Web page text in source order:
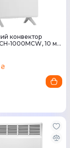
конвектор
1000MCW, 10 м2,
нагрівання,
₴